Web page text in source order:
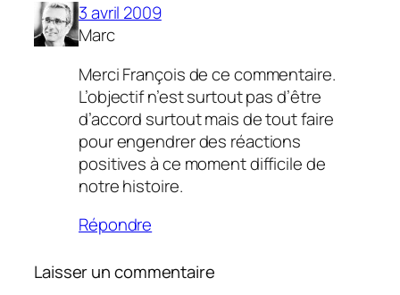
3 avril 2009
Marc
Merci François de ce commentaire.
L’objectif n’est surtout pas d’être
d’accord surtout mais de tout faire
pour engendrer des réactions
positives à ce moment difficile de
notre histoire.
Répondre
Laisser un commentaire